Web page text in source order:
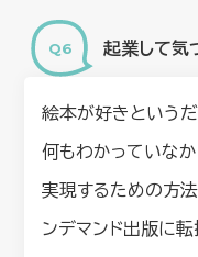
起業して気
絵本が好きという
何もわかっていな
実現するための方
ンデマンド出版に